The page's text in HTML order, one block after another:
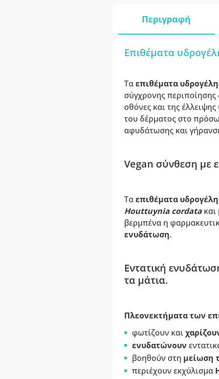
Περιγραφή
Επιθέματα
Ταεπιθέματα
σύγχρονης
οθόνες και της
του δέρματος στο
αφυδάτωσης και
Vegan σύνθεση με
Ταεπιθέματα
Houttuynia cordataκαι
βερμπένα η
ενυδάτωση.
Εντατική
τα μάτια.
Πλεονεκτήματα των
φωτίζουν και
ενυδατώνουν
βοηθούν στη μείωση
περιέχουν εκχύλισμα